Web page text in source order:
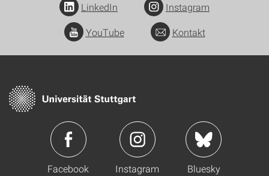
LinkedIn
Instagram
YouTube
Kontakt
Facebook Instagram Bluesky